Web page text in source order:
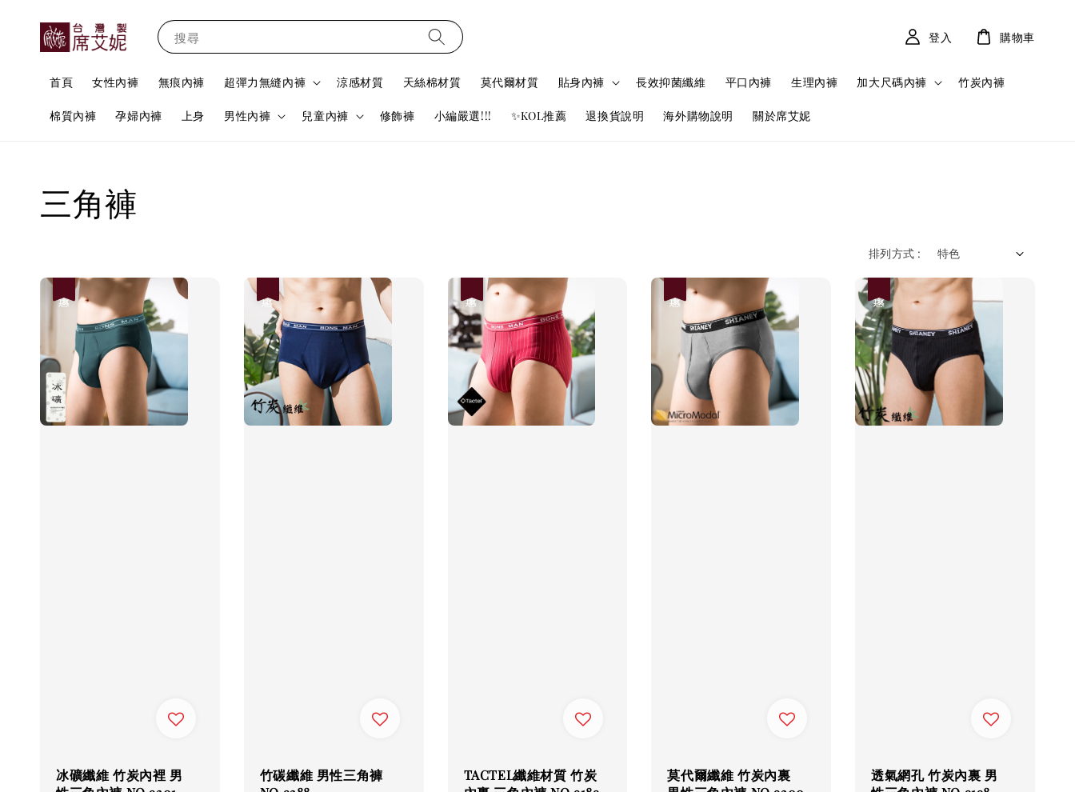
搜尋
首頁 女性內褲 無痕內褲 超彈力無縫內褲 涼感材質 天絲棉材質 莫代爾材質 貼身內褲 長效抑菌纖維 平口內褲 生理內褲 加大尺碼內褲 竹炭內褲
棉質內褲 孕婦內褲 上身 男性內褲 兒童內褲 修飾褲 小編嚴選!!! ✨KOL推薦 退換貨說明 海外購物說明 關於席艾妮
登入 購物車
三角褲
排列方式 :
冰礦纖維 竹炭內裡 男
竹碳纖維 男性三角褲
TACTEL纖維材質 竹炭
莫代爾纖維 竹炭內裏
透氣網孔 竹炭內裏 男